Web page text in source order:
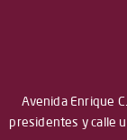
Avenida Enrique
presidentes y calle